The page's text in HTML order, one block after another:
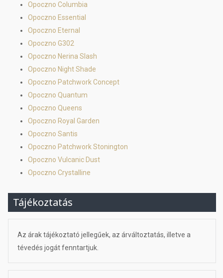
Opoczno Columbia
Opoczno Essential
Opoczno Eternal
Opoczno G302
Opoczno Nerina Slash
Opoczno Night Shade
Opoczno Patchwork Concept
Opoczno Quantum
Opoczno Queens
Opoczno Royal Garden
Opoczno Santis
Opoczno Patchwork Stonington
Opoczno Vulcanic Dust
Opoczno Crystalline
Tájékoztatás
Az árak tájékoztató jellegűek, az árváltoztatás, illetve a
tévedés jogát fenntartjuk.